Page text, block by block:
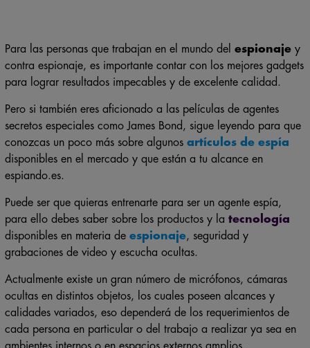
contra espionaje, es importante contar con los mejores gadgets
para lograr resultados impecables y de excelente calidad.
secretos especiales como James Bond, sigue leyendo para que
conozcas un poco más sobre algunos artículos de espía
disponibles en el mercado y que están a tu alcance en
espiando.es.
para ello debes saber sobre los productos y latecnología
disponibles en materia deespionaje, seguridad y
grabaciones de video y escucha ocultas.
ocultas en distintos objetos, los cuales poseen alcances y
calidades variados, eso dependerá de los requerimientos de
cada persona en particular o del trabajo a realizar ya sea en
ambientes internos o en espacios externos amplios.